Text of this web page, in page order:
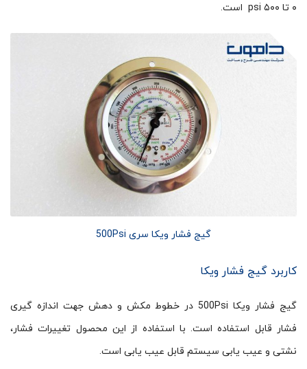
۰ تا ۵۰۰ psi است.
گیج فشار ویکا سری 500Psi
کاربرد گیج فشار ویکا
گیج فشار ویکا 500Psi در خطوط مکش و دهش جهت اندازه گیری
فشار قابل استفاده است. با استفاده از این محصول تغییرات فشار،
نشتی و عیب یابی سیستم قابل عیب یابی است.